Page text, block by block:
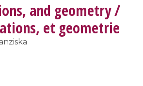
and geometry /
et geometrie